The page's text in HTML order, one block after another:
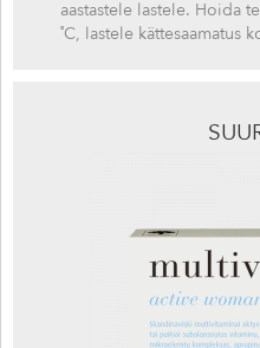
aastastele lastele. Hoida
˚C, lastele kättesaamatus